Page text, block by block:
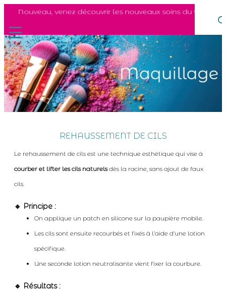
Nouveau, venez découvrir les nouveaux soins du visages
REHAUSSEMENT DE CILS
Le rehaussement de cils est une technique esthétique qui vise à
courber et lifter les cils naturelsdès la racine, sans ajout de faux
cils.
🔹 Principe :
On applique un patch en silicone sur la paupière mobile.
Les cils sont ensuite recourbés et fixés à l’aide d’une lotion
spécifique.
Une seconde lotion neutralisante vient fixer la courbure.
🔹 Résultats :